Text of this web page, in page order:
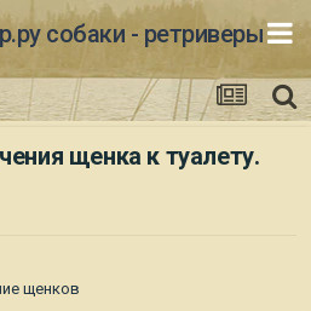
собаки - ретриверы
щенка к туалету.
щенков